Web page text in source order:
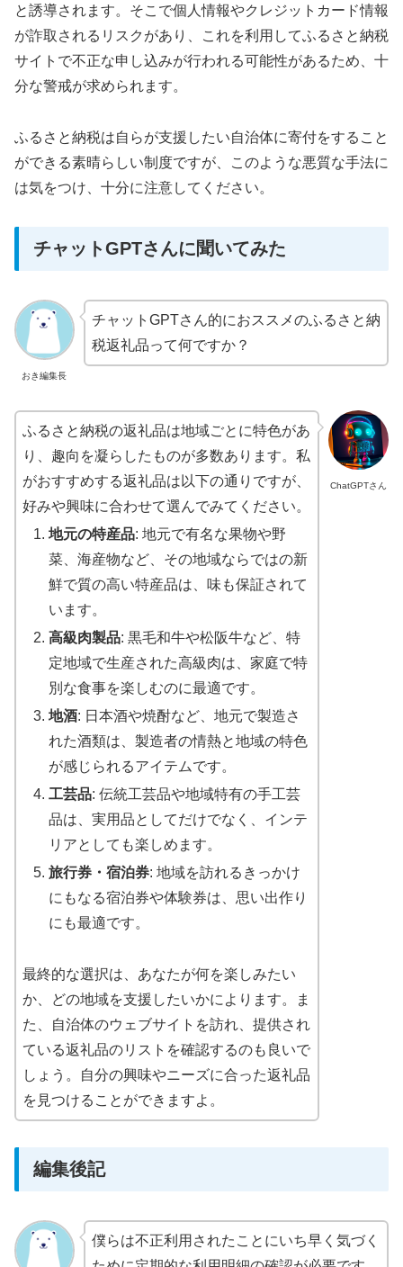
と誘導されます。そこで個人情報やクレジットカード情報
が詐取されるリスクがあり、これを利用してふるさと納税
サイトで不正な申し込みが行われる可能性があるため、十
分な警戒が求められます。
ふるさと納税は自らが支援したい自治体に寄付をすること
ができる素晴らしい制度ですが、このような悪質な手法に
は気をつけ、十分に注意してください。
チャットGPTさんに聞いてみた
おき編集長
チャットGPTさん的におススメのふるさと納
税返礼品って何ですか？
ChatGPTさん
ふるさと納税の返礼品は地域ごとに特色があ
り、趣向を凝らしたものが多数あります。私
がおすすめする返礼品は以下の通りですが、
好みや興味に合わせて選んでみてください。
地元の特産品: 地元で有名な果物や野
菜、海産物など、その地域ならではの新
鮮で質の高い特産品は、味も保証されて
います。
高級肉製品: 黒毛和牛や松阪牛など、特
定地域で生産された高級肉は、家庭で特
別な食事を楽しむのに最適です。
地酒: 日本酒や焼酎など、地元で製造さ
れた酒類は、製造者の情熱と地域の特色
が感じられるアイテムです。
工芸品: 伝統工芸品や地域特有の手工芸
品は、実用品としてだけでなく、インテ
リアとしても楽しめます。
旅行券・宿泊券: 地域を訪れるきっかけ
にもなる宿泊券や体験券は、思い出作り
にも最適です。
最終的な選択は、あなたが何を楽しみたい
か、どの地域を支援したいかによります。ま
た、自治体のウェブサイトを訪れ、提供され
ている返礼品のリストを確認するのも良いで
しょう。自分の興味やニーズに合った返礼品
を見つけることができますよ。
編集後記
僕らは不正利用されたことにいち早く気づく